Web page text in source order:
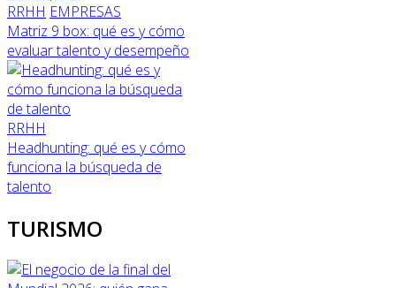
RRHH EMPRESAS
Matriz 9 box: qué es y cómo
evaluar talento y desempeño
RRHH
Headhunting: qué es y cómo
funciona la búsqueda de
talento
TURISMO